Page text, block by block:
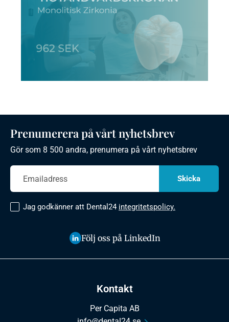
Kontakt
Per Capita AB
Prenumerera på vårt nyhetsbrev
Gör som 8 500 andra, prenumera på vårt nyhetsbrev
Jag godkänner att Dental24 integritetspolicy.
Följ oss på LinkedIn